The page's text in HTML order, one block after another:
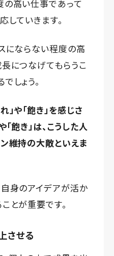
高い仕事であって
していきます。
にならない程度の高
につなげてもらうこ
しょう。
や「飽き」を感じさ
「飽き」は、こうした人
維持の大敵といえま
身のアイデアが活か
とが重要です。
させる